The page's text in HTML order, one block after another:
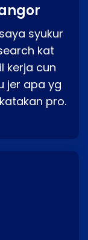
syukur
kat
kerja cun
jer apa yg
pro.